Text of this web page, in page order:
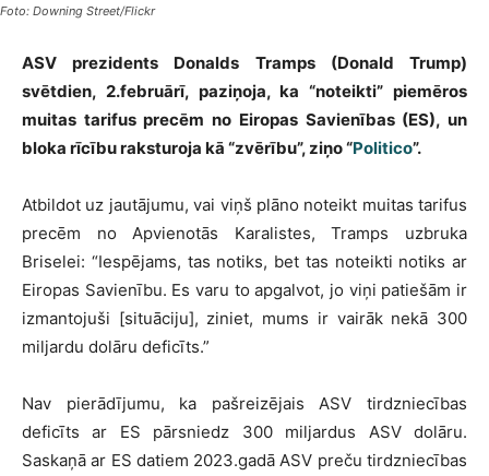
Foto: Downing Street/Flickr
ASV prezidents Donalds Tramps (Donald Trump)
svētdien, 2.februārī, paziņoja, ka “noteikti” piemēros
muitas tarifus precēm no Eiropas Savienības (ES), un
bloka rīcību raksturoja kā “zvērību”, ziņo “Politico”.
Atbildot uz jautājumu, vai viņš plāno noteikt muitas tarifus
precēm no Apvienotās Karalistes, Tramps uzbruka
Briselei: “Iespējams, tas notiks, bet tas noteikti notiks ar
Eiropas Savienību. Es varu to apgalvot, jo viņi patiešām ir
izmantojuši [situāciju], ziniet, mums ir vairāk nekā 300
miljardu dolāru deficīts.”
Nav pierādījumu, ka pašreizējais ASV tirdzniecības
deficīts ar ES pārsniedz 300 miljardus ASV dolāru.
Saskaņā ar ES datiem 2023.gadā ASV preču tirdzniecības